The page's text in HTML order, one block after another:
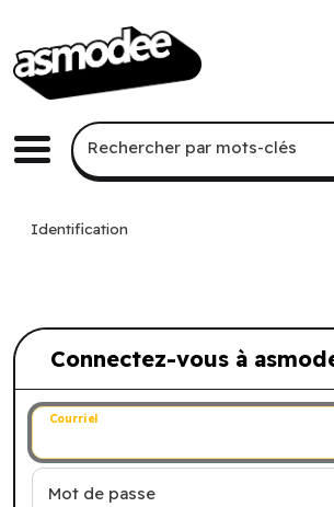
Menu
Recherche par mots-
Rechercher par mots-clés
Identification
Connectez-vous à
Connectez-vous à
Courriel
Mot de passe